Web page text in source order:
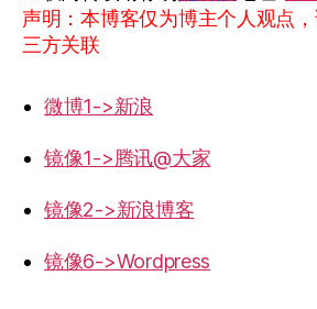
声明：本博客仅为博主个人观点
三方关联
微博1->新浪
镜像1->腾讯@大家
镜像2->新浪博客
镜像6->Wordpress